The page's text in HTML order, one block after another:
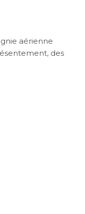
aérienne
des